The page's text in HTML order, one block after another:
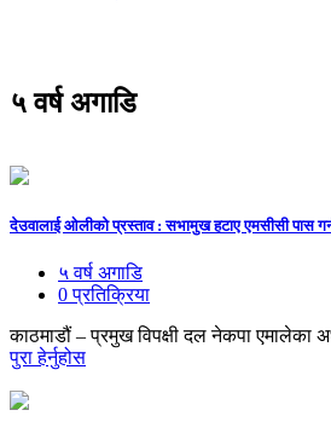
५ वर्ष अगाडि
देउवालाई ओलीको प्रस्ताव : सभामुख हटाए एमसीसी पास
५ वर्ष अगाडि
0 प्रतिक्रिया
काठमाडौं – प्रमुख विपक्षी दल नेकपा एमालेका
पुरा हेर्नुहोस